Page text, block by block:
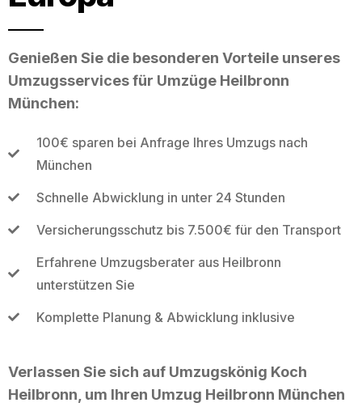
Genießen Sie die besonderen Vorteile unseres
Umzugsservices für Umzüge Heilbronn
München:
100€ sparen bei Anfrage Ihres Umzugs nach
München
Schnelle Abwicklung in unter 24 Stunden
Versicherungsschutz bis 7.500€ für den Transport
Erfahrene Umzugsberater aus Heilbronn
unterstützen Sie
Komplette Planung & Abwicklung inklusive
Verlassen Sie sich auf Umzugskönig Koch
Heilbronn, um Ihren Umzug Heilbronn München